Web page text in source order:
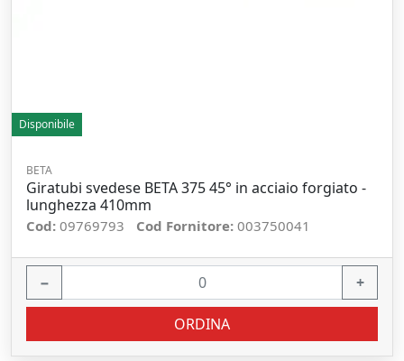
Disponibile
BETA
Giratubi svedese BETA 375 45° in acciaio forgiato -
lunghezza 410mm
Cod: 09769793 Cod Fornitore: 003750041
− +
ORDINA